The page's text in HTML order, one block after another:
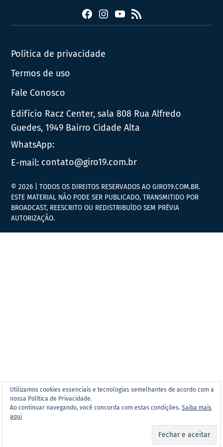
FacebookInstagram
YouTube
RSS
Política de privacidade
Termos de uso
Fale Conosco
Edifício Racz Center, sala 808 Rua Alfredo
Guedes, 1949 Bairro Cidade Alta
WhatsApp:
E-mail: contato@giro19.com.br
Utilizamos cookies essenciais e tecnologias semelhantes de acordo com a
nossa Política de Privacidade.
Ao continuar navegando, você concorda com estas condições.Saiba mais
aqui
© 2026 | TODOS OS DIREITOS RESERVADOS AO GIRO19.COM.BR.
ESTE MATERIAL NÃO PODE SER PUBLICADO, TRANSMITIDO POR
BROADCAST, REESCRITO OU REDISTRIBUÍDO SEM PRÉVIA
AUTORIZAÇÃO.